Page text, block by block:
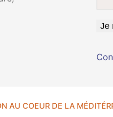
AU COEUR DE LA